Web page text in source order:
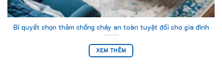
Bí quyết chọn thảm chống cháy an toàn tuyệt đối cho gia đình
XEM THÊM